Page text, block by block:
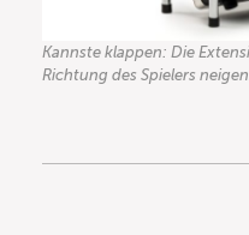
Kannste klappen: Die
Richtung des Spielers